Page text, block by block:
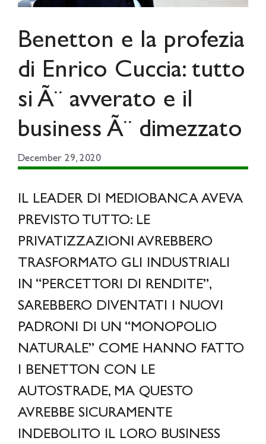
Benetton e la profezia
di Enrico Cuccia: tutto
si Ã¨ avverato e il
business Ã¨ dimezzato
December 29, 2020
IL LEADER DI MEDIOBANCA AVEVA
PREVISTO TUTTO: LE
PRIVATIZZAZIONI AVREBBERO
TRASFORMATO GLI INDUSTRIALI
IN “PERCETTORI DI RENDITE”,
SAREBBERO DIVENTATI I NUOVI
PADRONI DI UN “MONOPOLIO
NATURALE” COME HANNO FATTO
I BENETTON CON LE
AUTOSTRADE, MA QUESTO
AVREBBE SICURAMENTE
INDEBOLITO IL LORO BUSINESS